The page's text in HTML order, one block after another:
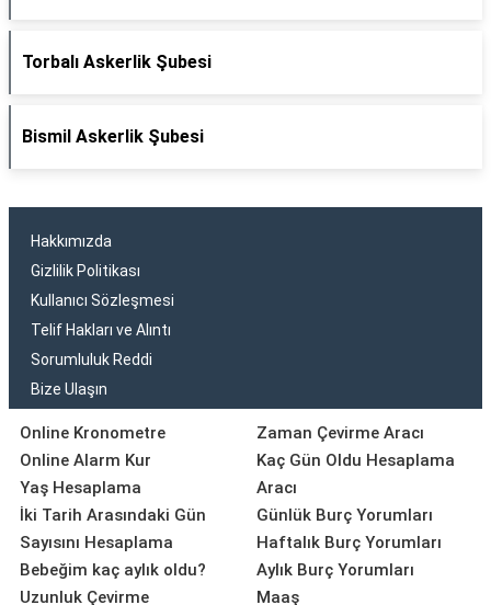
Torbalı Askerlik Şubesi
Bismil Askerlik Şubesi
Hakkımızda
Gizlilik Politikası
Kullanıcı Sözleşmesi
Telif Hakları ve Alıntı
Sorumluluk Reddi
Bize Ulaşın
Online Kronometre
Online Alarm Kur
Yaş Hesaplama
İki Tarih Arasındaki Gün
Sayısını Hesaplama
Bebeğim kaç aylık oldu?
Uzunluk Çevirme
Zaman Çevirme Aracı
Kaç Gün Oldu Hesaplama
Aracı
Günlük Burç Yorumları
Haftalık Burç Yorumları
Aylık Burç Yorumları
Maaş